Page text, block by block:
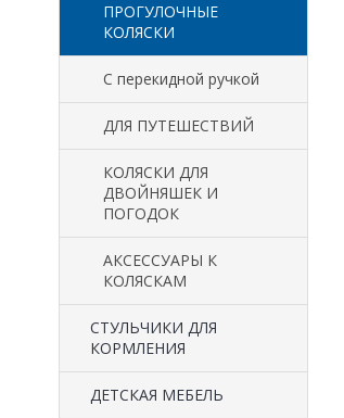
ПРОГУЛОЧНЫЕ
КОЛЯСКИ
С перекидной ручкой
ДЛЯ ПУТЕШЕСТВИЙ
КОЛЯСКИ ДЛЯ
ДВОЙНЯШЕК И
ПОГОДОК
АКСЕССУАРЫ К
КОЛЯСКАМ
CТУЛЬЧИКИ ДЛЯ
КОРМЛЕНИЯ
ДЕТСКАЯ МЕБЕЛЬ